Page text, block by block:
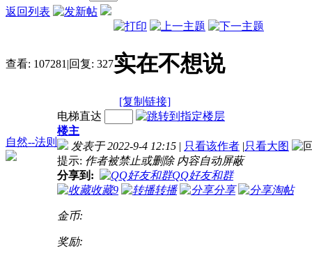
返回列表
查看: 107281 |回复: 327实在不想说
[复制链接]
自然--法则
电梯直达
楼主
发表于 2022-9-4 12:15 | 只看该作者 |只看大图
提示: 作者被禁止或删除 内容自动屏蔽
分享到:
QQ好友和群
收藏9 转播 分享 淘帖
金币:
奖励: